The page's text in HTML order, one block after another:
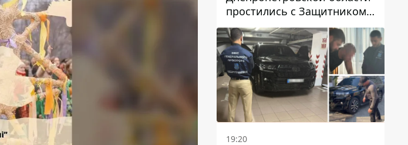
простились с Защитником
Александром Репиным
19:20